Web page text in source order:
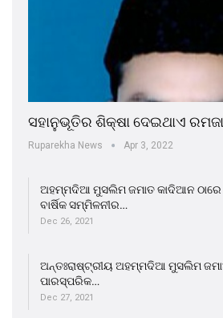
ସହାନୁଭୂତିର ଶିକ୍ଷା ଦେଇଥାଏ
Ruparekha News Apr 3, 2022
ଅହମ୍ମଦିଆ ମୁସଲିମ ଜମାତ କାଦିଆନ
ବାର୍ଷିକ ସମ୍ମିଳନୀର…
Dec 26, 2021
ଅନ୍ତଃରାଷ୍ଟ୍ରୀୟ ଅହମ୍ମଦିଆ ମୁସଲିମ
ପାରସ୍ପରିକ…
Dec 27, 2021